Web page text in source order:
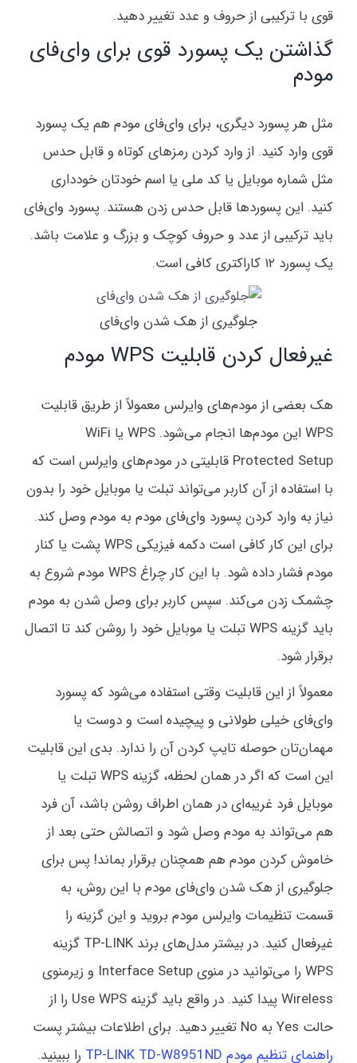
قوی با ترکیبی از حروف و عدد تغییر دهید.
گذاشتن یک پسورد قوی برای وای‌فای
مودم
مثل هر پسورد دیگری، برای وای‌فای مودم هم یک پسورد
قوی وارد کنید. از وارد کردن رمزهای کوتاه و قابل حدس
مثل شماره موبایل یا کد ملی یا اسم خودتان خودداری
کنید. این پسوردها قابل حدس زدن هستند. پسورد وای‌فای
باید ترکیبی از عدد و حروف کوچک و بزرگ و علامت باشد.
یک پسورد ۱۲ کاراکتری کافی است.
جلوگیری از هک شدن وای‌فای
غیرفعال کردن قابلیت WPS مودم
هک بعضی از مودم‌های وایرلس معمولاً از طریق قابلیت
WPS این مودم‌ها انجام می‌شود. WPS یا WiFi
Protected Setup قابلیتی در مودم‌های وایرلس است که
با استفاده از آن کاربر می‌تواند تبلت یا موبایل خود را بدون
نیاز به وارد کردن پسورد وای‌فای مودم به مودم وصل کند.
برای این کار کافی است دکمه فیزیکی WPS پشت یا کنار
مودم فشار داده شود. با این کار چراغ WPS مودم شروع به
چشمک زدن می‌کند. سپس کاربر برای وصل شدن به مودم
باید گزینه WPS تبلت یا موبایل خود را روشن کند تا اتصال
برقرار شود.
معمولاً از این قابلیت وقتی استفاده می‌شود که پسورد
وای‌فای خیلی طولانی و پیچیده است و دوست یا
مهمان‌تان حوصله تایپ کردن آن را ندارد. بدی این قابلیت
این است که اگر در همان لحظه، گزینه WPS تبلت یا
موبایل فرد غریبه‌ای در همان اطراف روشن باشد، آن فرد
هم می‌تواند به مودم وصل شود و اتصالش حتی بعد از
خاموش کردن مودم هم همچنان برقرار بماند! پس برای
جلوگیری از هک شدن وای‌فای مودم با این روش، به
قسمت تنظیمات وایرلس مودم بروید و این گزینه را
غیرفعال کنید. در بیشتر مدل‌های برند TP-LINK گزینه
WPS را می‌توانید در منوی Interface Setup و زیرمنوی
Wireless پیدا کنید. در واقع باید گزینه Use WPS را از
حالت Yes به No تغییر دهید. برای اطلاعات بیشتر پست
راهنمای تنظیم مودم TP-LINK TD-W8951ND
را ببینید.